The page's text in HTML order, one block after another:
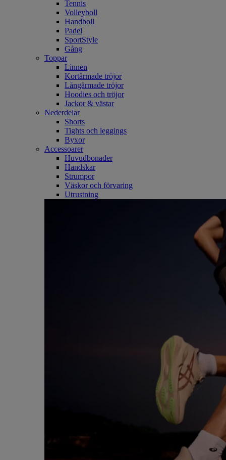
Tennis
Volleyboll
Handboll
Padel
SportStyle
Gång
Toppar
Linnen
Kortärmade tröjor
Långärmade tröjor
Hoodies och tröjor
Jackor & västar
Nederdelar
Shorts
Tights och leggings
Byxor
Accessoarer
Huvudbonader
Handskar
Strumpor
Väskor och förvaring
Utrustning